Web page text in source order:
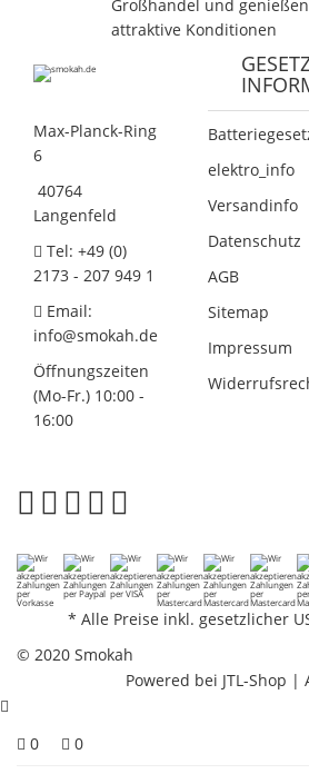
Großhandel und
attraktive Konditionen
Max-Planck-Ring
6
40764
Langenfeld
Tel: +49 (0)
2173 - 207 949 1
Email:
info@smokah.de
Öffnungszeiten
(Mo-Fr.) 10:00 -
16:00
elektro_info
Versandinfo
Datenschutz
AGB
Sitemap
Impressum
* Alle Preise inkl. gesetzlicher
© 2020 Smokah
Powered bei JTL-Shop |
0 0